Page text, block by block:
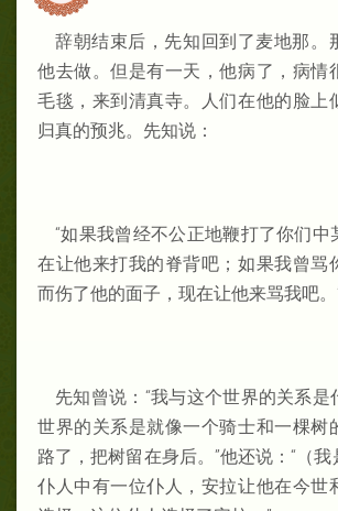
辞朝结束后，先知回到了麦地那。
他去做。但是有一天，他病了，病情
毛毯，来到清真寺。人们在他的脸上
归真的预兆。先知说：
“如果我曾经不公正地鞭打了你们中
在让他来打我的脊背吧；如果我曾骂
而伤了他的面子，现在让他来骂我吧。
先知曾说：“我与这个世界的关系是
世界的关系是就像一个骑士和一棵树
路了，把树留在身后。”他还说：“（
仆人中有一位仆人，安拉让他在今世